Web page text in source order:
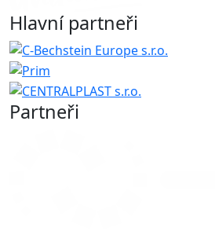
Hlavní partneři
Partneři